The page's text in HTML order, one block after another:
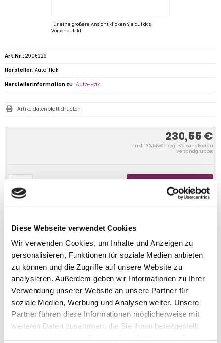
Diese Webseite verwendet Cookies
Wir verwenden Cookies, um Inhalte und Anzeigen zu
personalisieren, Funktionen für soziale Medien anbieten
zu können und die Zugriffe auf unsere Website zu
analysieren. Außerdem geben wir Informationen zu Ihrer
Verwendung unserer Website an unsere Partner für
soziale Medien, Werbung und Analysen weiter. Unsere
Partner führen diese Informationen möglicherweise mit
weiteren Daten zusammen, die Sie ihnen bereitgestellt
Für eine größere Ansicht klicken Sie auf das
Vorschaubild
230,55 €
inkl. 19 % MwSt. zzgl. Versandkosten
Versandgruppe:
Art.Nr.:2906229
Hersteller:Auto-Hak
Herstellerinformation zu :Auto-Hak
Artikeldatenblatt drucken